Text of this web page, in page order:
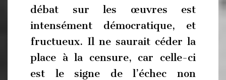
débat sur les œuvres est
intensément démocratique, et
fructueux. Il ne saurait céder la
place à la censure, car celle-ci
est le signe de l’échec non